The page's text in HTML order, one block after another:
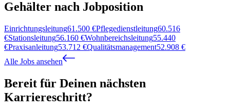
Gehälter nach Jobposition
Einrichtungsleitung61.500 €Pflegedienstleitung60.516
€Stationsleitung56.160 €Wohnbereichsleitung55.440
€Praxisanleitung53.712 €Qualitätsmanagement52.908 €
Alle Jobs ansehen
Bereit für Deinen nächsten
Karriereschritt?